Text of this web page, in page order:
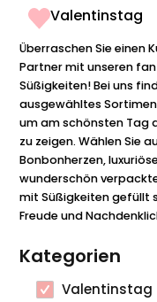
Valentinstag
Überraschen Sie einen
Partner mit unseren
Süßigkeiten! Bei uns
ausgewähltes
um am schönsten Tag
zu zeigen. Wählen Sie
Bonbonherzen,
wunderschön
mit Süßigkeiten gefüllt
Freude und
Kategorien
Valentinstag